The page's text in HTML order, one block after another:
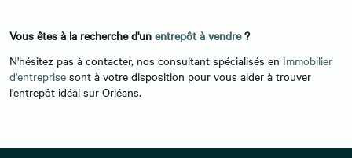
Vous êtes à la recherche d'un entrepôt à vendre?
N'hésitez pas à contacter, nos consultant spécialisés en Immobilier
d'entreprise sont à votre disposition pour vous aider à trouver
l'entrepôt idéal sur Orléans.